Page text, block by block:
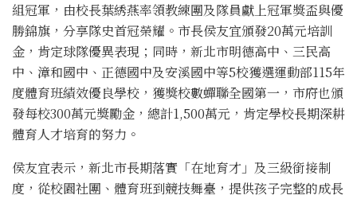
組冠軍，由校長葉綉燕率領教練團及隊員獻上冠軍獎盃與優
勝錦旗，分享隊史首冠榮耀。市長侯友宜頒發20萬元培訓
金，肯定球隊優異表現；同時，新北市明德高中、三民高
中、漳和國中、正德國中及安溪國中等5校獲選運動部115年
度體育班績效優良學校，獲獎校數蟬聯全國第一，市府也頒
發每校300萬元獎勵金，總計1,500萬元，肯定學校長期深耕
體育人才培育的努力。
侯友宜表示，新北市長期落實「在地育才」及三級銜接制
度，從校園社團、體育班到競技舞臺，提供孩子完整的成長